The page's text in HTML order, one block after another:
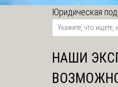
Юридическая
НАШИ